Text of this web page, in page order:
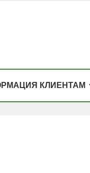
КЛИЕНТАМ